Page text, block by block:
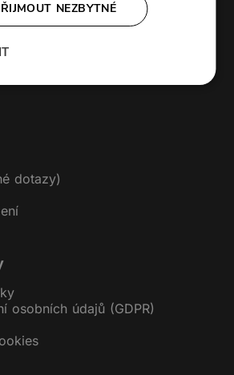
dotazy)
osobních údajů (GDPR)
NEZBYTNÉ